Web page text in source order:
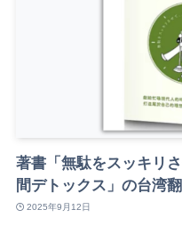
著書「無駄をスッキリ
間デトックス」の台湾
2025年9月12日